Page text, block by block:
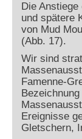
Die
und spätere
von Mud
(Abb. 17).
Wir sind
Famenne-
Ereignisse
Gletschern,